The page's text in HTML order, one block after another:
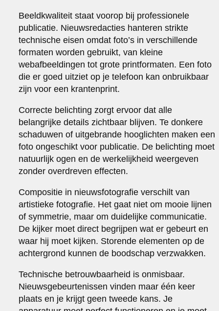
Beeldkwaliteit staat voorop bij professionele
publicatie. Nieuwsredacties hanteren strikte
technische eisen omdat foto’s in verschillende
formaten worden gebruikt, van kleine
webafbeeldingen tot grote printformaten. Een foto
die er goed uitziet op je telefoon kan onbruikbaar
zijn voor een krantenprint.
Correcte belichting zorgt ervoor dat alle
belangrijke details zichtbaar blijven. Te donkere
schaduwen of uitgebrande hooglichten maken een
foto ongeschikt voor publicatie. De belichting moet
natuurlijk ogen en de werkelijkheid weergeven
zonder overdreven effecten.
Compositie in nieuwsfotografie verschilt van
artistieke fotografie. Het gaat niet om mooie lijnen
of symmetrie, maar om duidelijke communicatie.
De kijker moet direct begrijpen wat er gebeurt en
waar hij moet kijken. Storende elementen op de
achtergrond kunnen de boodschap verzwakken.
Technische betrouwbaarheid is onmisbaar.
Nieuwsgebeurtenissen vinden maar één keer
plaats en je krijgt geen tweede kans. Je